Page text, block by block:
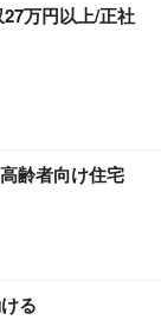
万円以上/正社
齢者向け住宅
る